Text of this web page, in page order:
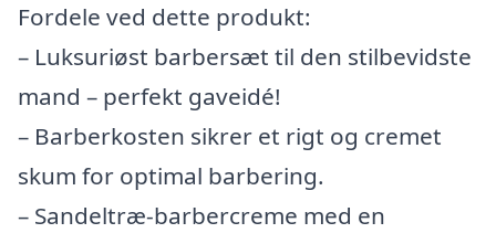
Fordele ved dette produkt:
– Luksuriøst barbersæt til den stilbevidste
mand – perfekt gaveidé!
– Barberkosten sikrer et rigt og cremet
skum for optimal barbering.
– Sandeltræ-barbercreme med en